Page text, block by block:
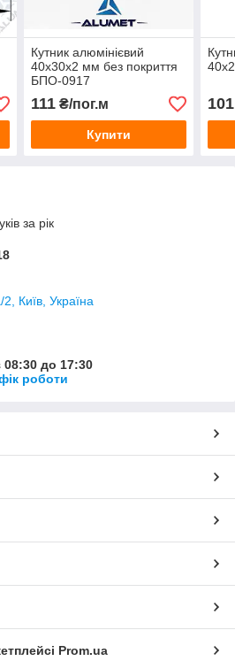
Кутник алюмінієвий
40х30х2 мм без покриття
БПО-0917
111₴/пог.м
Купити
за рік
Київ, Україна
08:30 до 17:30
роботи
Prom.ua